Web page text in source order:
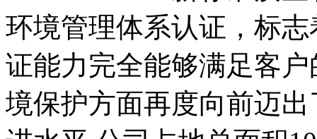
环境管理体系认证，标
证能力完全能够满足客
境保护方面再度向前迈